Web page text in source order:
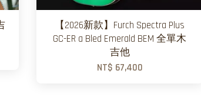
【2026新款】Furch Spectra Plus
GC-ER a Bled Emerald BEM 全單木
吉他
NT$ 67,400